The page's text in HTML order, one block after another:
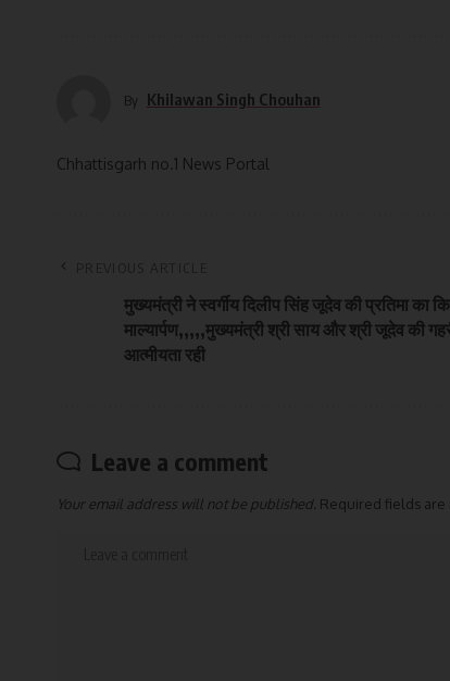
By Khilawan Singh Chouhan
Chhattisgarh no.1 News Portal
मुख्यमंत्री ने स्वर्गीय दिलीप सिंह जूदेव की प्रतिमा का
माल्यार्पण,,,,,मुख्यमंत्री श्री साय और श्री जूदेव की
आत्मीयता रही
Leave a comment
Your email address will not be published. Required fields are